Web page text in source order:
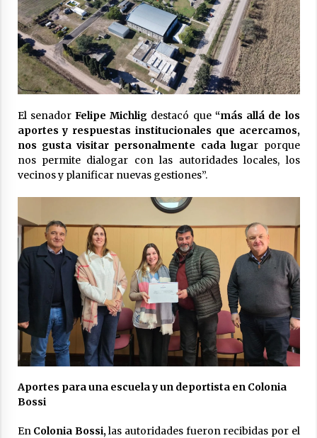
El senador Felipe Michlig destacó que “más allá de los
aportes y respuestas institucionales que acercamos,
nos gusta visitar personalmente cada lugar porque
nos permite dialogar con las autoridades locales, los
vecinos y planificar nuevas gestiones”.
Aportes para una escuela y un deportista en Colonia
Bossi
En Colonia Bossi,las autoridades fueron recibidas por el